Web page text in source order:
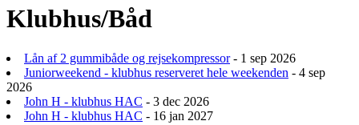
Klubhus/Båd
Lån af 2 gummibåde og rejsekompressor- 1 sep 2026
Juniorweekend - klubhus reserveret hele weekenden - 4 sep
2026
John H - klubhus HAC - 3 dec 2026
John H - klubhus HAC - 16 jan 2027